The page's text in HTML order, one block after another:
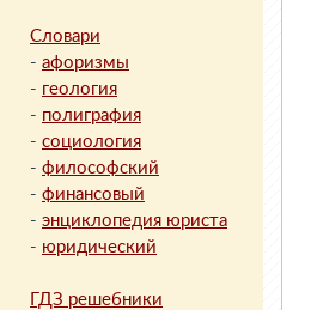
Словари
- афоризмы
- геология
- полиграфия
- социология
- философский
- финансовый
- энциклопедия юриста
- юридический
ГДЗ решебники